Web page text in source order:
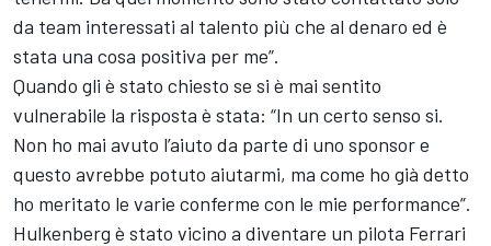
da team interessati al talento più che al denaro ed è
stata una cosa positiva per me”.
Quando gli è stato chiesto se si è mai sentito
vulnerabile la risposta è stata: “In un certo senso si.
Non ho mai avuto l’aiuto da parte di uno sponsor e
questo avrebbe potuto aiutarmi, ma come ho già detto
ho meritato le varie conferme con le mie performance”.
Hulkenberg è stato vicino a diventare un pilota Ferrari